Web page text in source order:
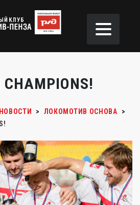
CHAMPIONS!
НОВОСТИ > ЛОКОМОТИВ ОСНОВА
>